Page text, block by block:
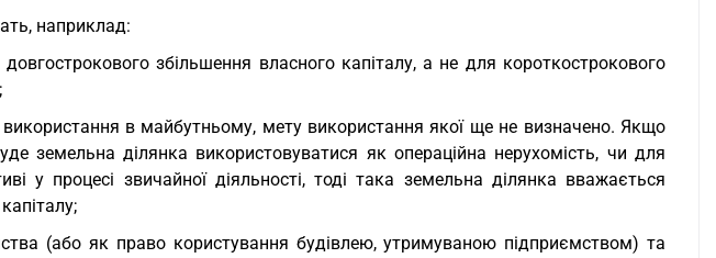
наприклад:
збільшення власного капіталу, а не для короткострокового
в майбутньому, мету використання якої ще не визначено. Якщо
земельна ділянка використовуватися як операційна нерухомість, чи для
у процесі звичайної діяльності, тоді така земельна ділянка вважається
(або як право користування будівлею, утримуваною підприємством) та